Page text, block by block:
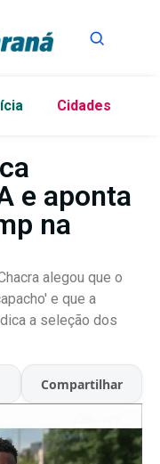
Cidades
e aponta
na
alegou que o
e que a
a seleção dos
Compartilhar